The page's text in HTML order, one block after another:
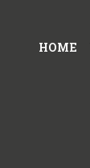
HOME